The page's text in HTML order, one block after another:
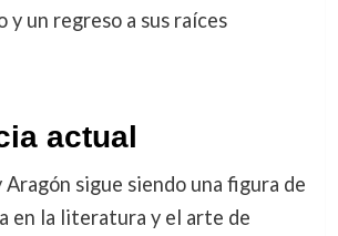
y un regreso a sus raíces
actual
Aragón sigue siendo una figura de
en la literatura y el arte de